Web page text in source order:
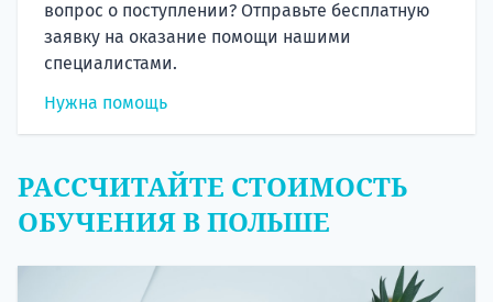
вопрос о поступлении? Отправьте бесплатную
заявку на оказание помощи нашими
специалистами.
Нужна помощь
РАССЧИТАЙТЕ СТОИМОСТЬ
ОБУЧЕНИЯ В ПОЛЬШЕ